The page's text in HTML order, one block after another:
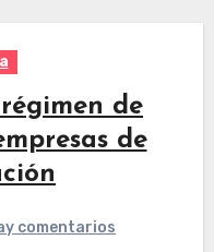
de
de
comentarios